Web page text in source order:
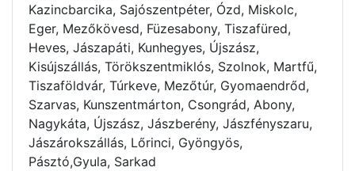
Kazincbarcika, Sajószentpéter, Ózd, Miskolc,
Eger, Mezőkövesd, Füzesabony, Tiszafüred,
Heves, Jászapáti, Kunhegyes, Újszász,
Kisújszállás, Törökszentmiklós, Szolnok, Martfű,
Tiszaföldvár, Túrkeve, Mezőtúr, Gyomaendrőd,
Szarvas, Kunszentmárton, Csongrád, Abony,
Nagykáta, Újszász, Jászberény, Jászfényszaru,
Jászárokszállás, Lőrinci, Gyöngyös,
Pásztó,Gyula, Sarkad